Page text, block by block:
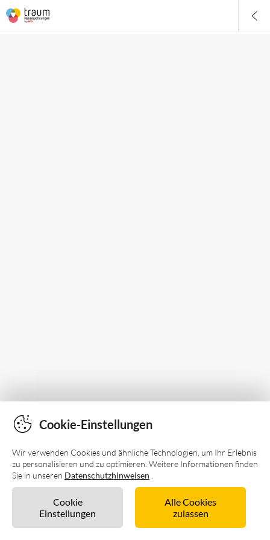
Unverbindlich anfragen
Cookie-Einstellungen
Wir verwenden Cookies und ähnliche Technologien, um Ihr Erlebnis
zu personalisieren und zu optimieren. Weitere Informationen finden
Sie in unseren Datenschutzhinweisen
Cookie
Einstellungen
Alle Cookies
zulassen